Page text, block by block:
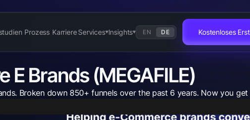
Prozess KarriereServices▾Insights▾ EN DE Kostenloses
Brands (MEGAFILE)
Broken down 850+ funnels over the past 6 years. Now you